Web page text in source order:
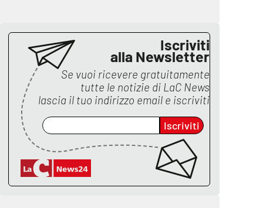
Iscriviti
alla Newsletter
Se vuoi ricevere gratuitamente
tutte le notizie di LaC News
lascia il tuo indirizzo email e iscriviti
Iscriviti